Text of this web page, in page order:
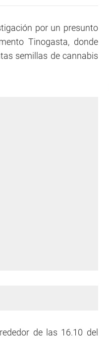
por un presunto
Tinogasta, donde
semillas de cannabis
de las 16.10 del